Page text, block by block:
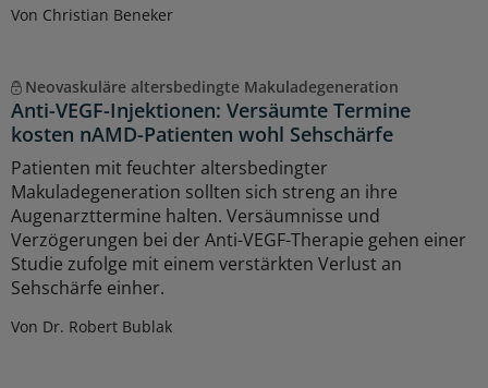
Von Christian Beneker
Neovaskuläre altersbedingte Makuladegeneration
Anti-VEGF-Injektionen: Versäumte Termine
kosten nAMD-Patienten wohl Sehschärfe
Patienten mit feuchter altersbedingter
Makuladegeneration sollten sich streng an ihre
Augenarzttermine halten. Versäumnisse und
Verzögerungen bei der Anti-VEGF-Therapie gehen einer
Studie zufolge mit einem verstärkten Verlust an
Sehschärfe einher.
Von Dr. Robert Bublak